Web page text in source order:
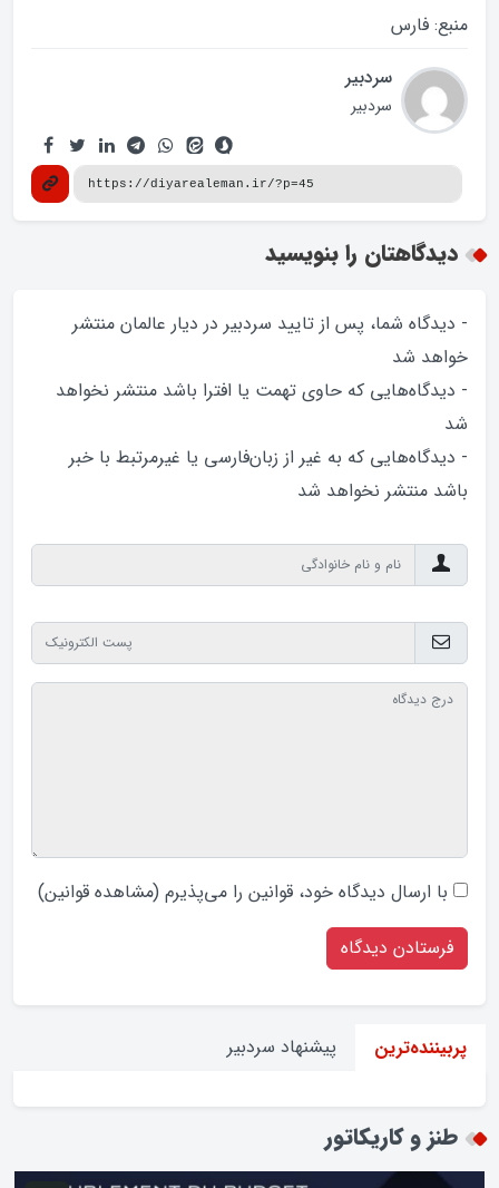
منبع: فارس
سردبیر
سردبیر
دیدگاهتان را بنویسید
- دیدگاه شما، پس از تایید سردبیر در دیار عالمان منتشر
خواهد‌ شد
- دیدگاه‌هایی که حاوی تهمت یا افترا باشد منتشر نخواهد‌
شد
- دیدگاه‌هایی که به غیر از زبان‌فارسی یا غیرمرتبط با خبر
باشد منتشر نخواهد‌ شد
با ارسال دیدگاه‌ خود، قوانین را می‌پذیرم (مشاهده قوانین)
پربیننده‌ترین پیشنهاد سردبیر
طنز و کاریکاتور